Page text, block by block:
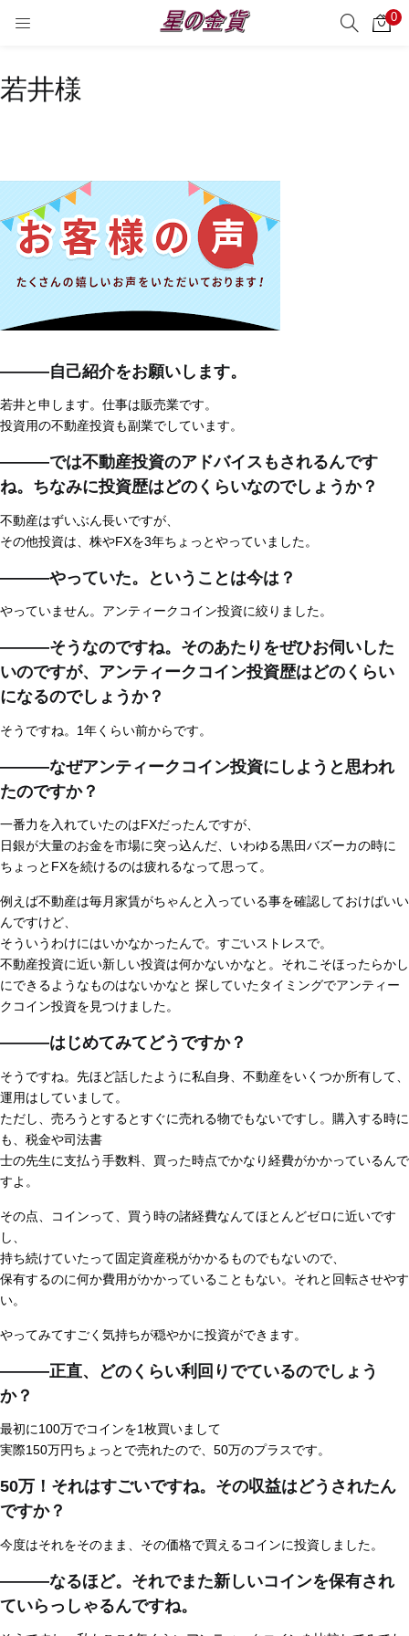
0
サーチ
若井様
―――自己紹介をお願いします。
若井と申します。仕事は販売業です。
投資用の不動産投資も副業でしています。
―――では不動産投資のアドバイスもされるんです
ね。ちなみに投資歴はどのくらいなのでしょうか？
不動産はずいぶん長いですが、
その他投資は、株やFXを3年ちょっとやっていました。
―――やっていた。ということは今は？
やっていません。アンティークコイン投資に絞りました。
―――そうなのですね。そのあたりをぜひお伺いした
いのですが、アンティークコイン投資歴はどのくらい
になるのでしょうか？
そうですね。1年くらい前からです。
―――なぜアンティークコイン投資にしようと思われ
たのですか？
一番力を入れていたのはFXだったんですが、
日銀が大量のお金を市場に突っ込んだ、いわゆる黒田バズーカの時に
ちょっとFXを続けるのは疲れるなって思って。
例えば不動産は毎月家賃がちゃんと入っている事を確認しておけばいい
んですけど、
そういうわけにはいかなかったんで。すごいストレスで。
不動産投資に近い新しい投資は何かないかなと。それこそほったらかし
にできるようなものはないかなと 探していたタイミングでアンティー
クコイン投資を見つけました。
―――はじめてみてどうですか？
そうですね。先ほど話したように私自身、不動産をいくつか所有して、
運用はしていまして。
ただし、売ろうとするとすぐに売れる物でもないですし。購入する時に
も、税金や司法書
士の先生に支払う手数料、買った時点でかなり経費がかかっているんで
すよ。
その点、コインって、買う時の諸経費なんてほとんどゼロに近いです
し、
持ち続けていたって固定資産税がかかるものでもないので、
保有するのに何か費用がかかっていることもない。それと回転させやす
い。
やってみてすごく気持ちが穏やかに投資ができます。
―――正直、どのくらい利回りでているのでしょう
か？
最初に100万でコインを1枚買いまして
実際150万円ちょっとで売れたので、50万のプラスです。
50万！それはすごいですね。その収益はどうされたん
ですか？
今度はそれをそのまま、その価格で買えるコインに投資しました。
―――なるほど。それでまた新しいコインを保有され
ていらっしゃるんですね。
Enter your username and password to login.
Remember me
Login